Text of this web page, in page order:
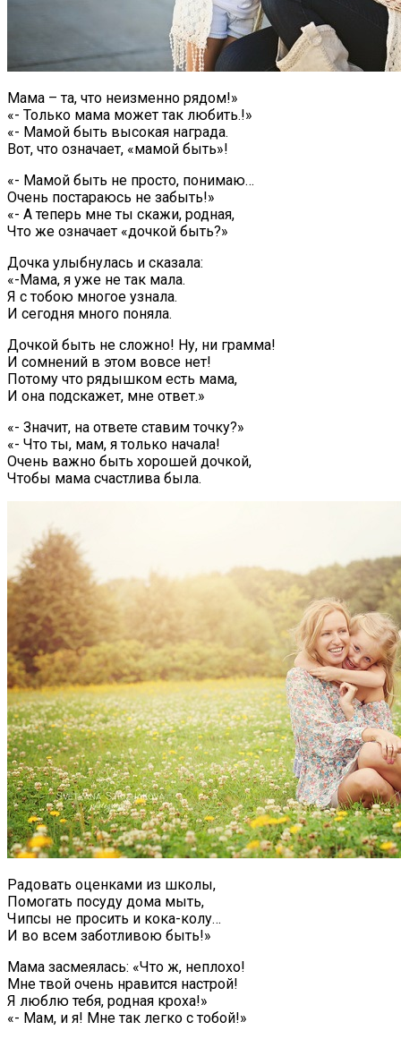
Мама – та, что неизменно рядом!»
«- Только мама может так любить.!»
«- Мамой быть высокая награда.
Вот, что означает, «мамой быть»!
«- Мамой быть не просто, понимаю…
Очень постараюсь не забыть!»
«- А теперь мне ты скажи, родная,
Что же означает «дочкой быть?»
Дочка улыбнулась и сказала:
«-Мама, я уже не так мала.
Я с тобою многое узнала.
И сегодня много поняла.
Дочкой быть не сложно! Ну, ни грамма!
И сомнений в этом вовсе нет!
Потому что рядышком есть мама,
И она подскажет, мне ответ.»
«- Значит, на ответе ставим точку?»
«- Что ты, мам, я только начала!
Очень важно быть хорошей дочкой,
Чтобы мама счастлива была.
Радовать оценками из школы,
Помогать посуду дома мыть,
Чипсы не просить и кока-колу…
И во всем заботливою быть!»
Мама засмеялась: «Что ж, неплохо!
Мне твой очень нравится настрой!
Я люблю тебя, родная кроха!»
«- Мам, и я! Мне так легко с тобой!»